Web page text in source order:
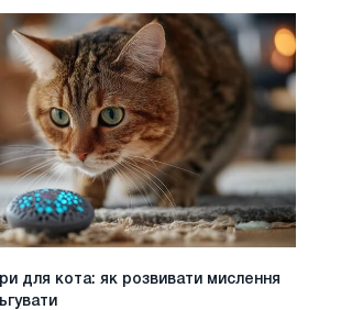
для кота: як розвивати мислення